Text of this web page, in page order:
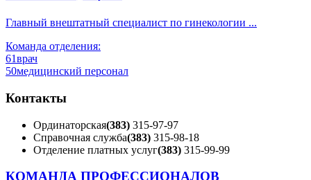
Главный внештатный специалист по гинекологии ...
Команда отделения:
61врач
50медицинский персонал
Контакты
Ординаторская(383) 315-97-97
Справочная служба(383) 315-98-18
Отделение платных услуг(383) 315-99-99
КОМАНДА ПРОФЕССИОНАЛОВ